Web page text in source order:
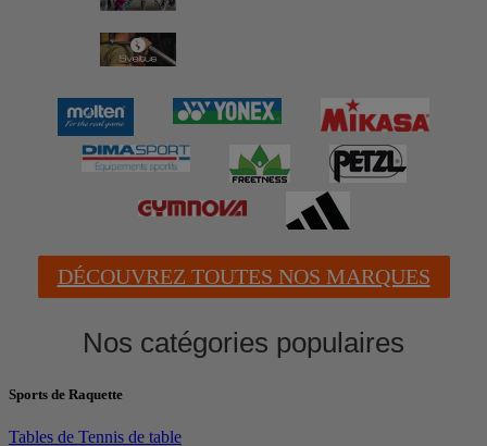
DÉCOUVREZ TOUTES NOS MARQUES
Nos catégories populaires
Sports de Raquette
Tables de Tennis de table